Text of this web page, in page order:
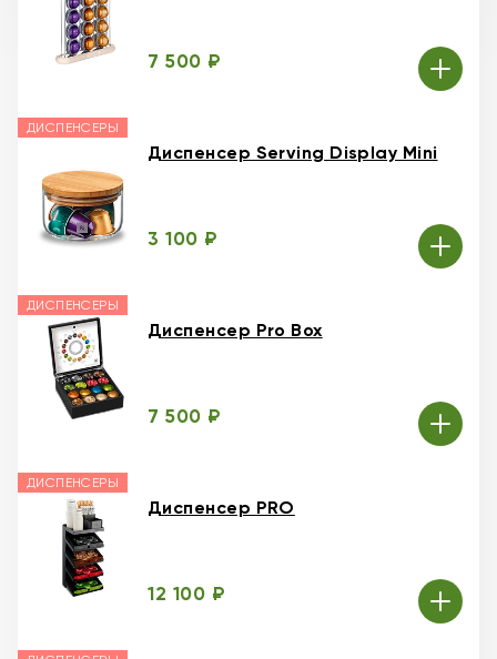
7 500 ₽
ДИСПЕНСЕРЫ
Диспенсер Serving Display Mini
3 100 ₽
ДИСПЕНСЕРЫ
Диспенсер Pro Box
7 500 ₽
ДИСПЕНСЕРЫ
Диспенсер PRO
12 100 ₽